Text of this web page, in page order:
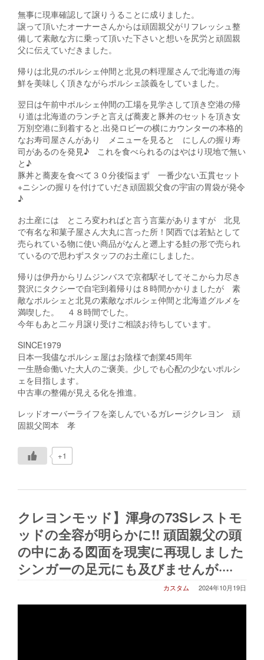
無事に現車確認して譲りうることに成りました。
譲って頂いたオーナーさんからは頑固親父がリフレッシュ整
備して素敵な方に乗って頂いた下さいと想いを尻労と頑固親
父に伝えていだきました。
帰りは北見のポルシェ仲間と北見の料理屋さんで北海道の海
鮮を美味しく頂きながらポルシェ談義をしていました。
翌日は午前中ポルシェ仲間の工場を見学さして頂き空港の帰
り道は北海道のランチと言えば蕎麦と豚丼のセットを頂き女
万別空港に到着すると.出発ロビーの横にカウンターの本格的
なお寿司屋さんがあり メニューを見ると にしんの握り寿
司があるのを発見♪ これを食べられるのはやはり現地で無い
と♪
豚丼と蕎麦を食べて３０分後悩まず 一番少ない五貫セット
+ニシンの握りを付けていだき頑固親父食の宇宙の胃袋が発令
♪
お土産には ところ変わればと言う言葉がありますが 北見
で有名な和菓子屋さん大丸に言った所！関西では若鮎として
売られている物に使い商品がなんと遡上する鮭の形で売られ
ているので思わずスタッフのお土産にしました。
帰りは伊丹からリムジンバスで京都駅そしてそこから力尽き
贅沢にタクシーで自宅到着帰りは８時間かかりましたが 素
敵なポルシェと北見の素敵なポルシェ仲間と北海道グルメを
満喫した。 ４８時間でした。
今年もあと二ヶ月譲り受けご相談お待ちしています。
SINCE1979
日本一我儘なポルシェ屋はお陰様で創業45周年
一生懸命働いた大人のご褒美。少しでも心配の少ないポルシ
ェを目指します。
中古車の整備が見える化を推進。
レッドオーバーライフを楽しんでいるガレージクレヨン 頑
固親父岡本 孝
+1
クレヨンモッド】渾身の73Sレストモ
ッドの全容が明らかに!! 頑固親父の頭
の中にある図面を現実に再現しました
シンガーの足元にも及びませんが····
2024年10月19日
カスタム